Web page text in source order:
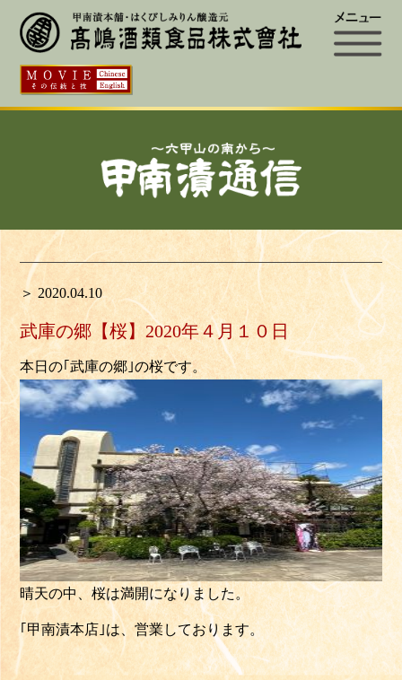
＞ 2020.04.10
武庫の郷【桜】2020年４月１０日
本日の｢武庫の郷｣の桜です。
晴天の中、桜は満開になりました。
｢甲南漬本店｣は、営業しております。